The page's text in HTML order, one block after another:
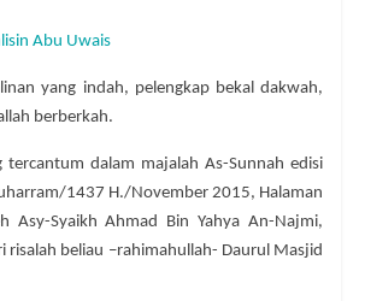
Abu Uwais
yang indah, pelengkap bekal dakwah,
berberkah.
tercantum dalam majalah As-Sunnah edisi
1437 H./November 2015, Halaman
Asy-Syaikh Ahmad Bin Yahya An-Najmi,
risalah beliau –rahimahullah- Daurul Masjid